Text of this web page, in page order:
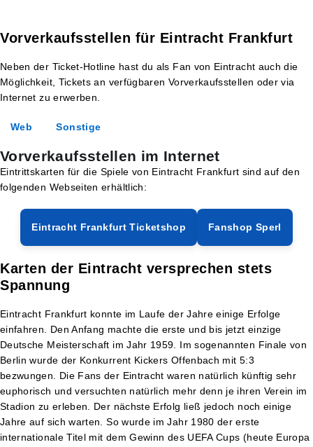
Vorverkaufsstellen für Eintracht Frankfurt
Neben der Ticket-Hotline hast du als Fan von Eintracht auch die
Möglichkeit, Tickets an verfügbaren Vorverkaufsstellen oder via
Internet zu erwerben.
Web Sonstige
Vorverkaufsstellen im Internet
Eintrittskarten für die Spiele von Eintracht Frankfurt sind auf den
folgenden Webseiten erhältlich:
Eintracht Frankfurt Ticketshop Fanshop Sperl
Karten der Eintracht versprechen stets
Spannung
Eintracht Frankfurt konnte im Laufe der Jahre einige Erfolge
einfahren. Den Anfang machte die erste und bis jetzt einzige
Deutsche Meisterschaft im Jahr 1959. Im sogenannten Finale von
Berlin wurde der Konkurrent Kickers Offenbach mit 5:3
bezwungen. Die Fans der Eintracht waren natürlich künftig sehr
euphorisch und versuchten natürlich mehr denn je ihren Verein im
Stadion zu erleben. Der nächste Erfolg ließ jedoch noch einige
Jahre auf sich warten. So wurde im Jahr 1980 der erste
internationale Titel mit dem Gewinn des UEFA Cups (heute Europa